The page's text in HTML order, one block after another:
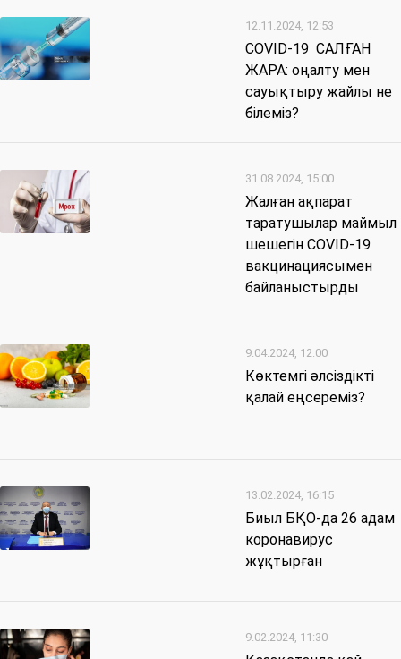
12.11.2024, 12:53
COVID-19 САЛҒАН
ЖАРА: оңалту мен
сауықтыру жайлы не
білеміз?
31.08.2024, 15:00
Жалған ақпарат
таратушылар маймыл
шешегін COVID-19
вакцинациясымен
байланыстырды
9.04.2024, 12:00
Көктемгі әлсіздікті
қалай еңсереміз?
13.02.2024, 16:15
Биыл БҚО-да 26 адам
коронавирус
жұқтырған
9.02.2024, 11:30